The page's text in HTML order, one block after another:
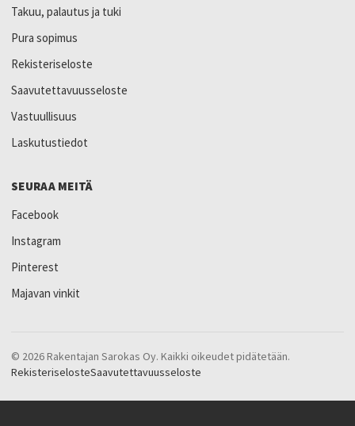
Takuu, palautus ja tuki
Pura sopimus
Rekisteriseloste
Saavutettavuusseloste
Vastuullisuus
Laskutustiedot
SEURAA MEITÄ
Facebook
Instagram
Pinterest
Majavan vinkit
© 2026 Rakentajan Sarokas Oy. Kaikki oikeudet pidätetään.
RekisteriselosteSaavutettavuusseloste